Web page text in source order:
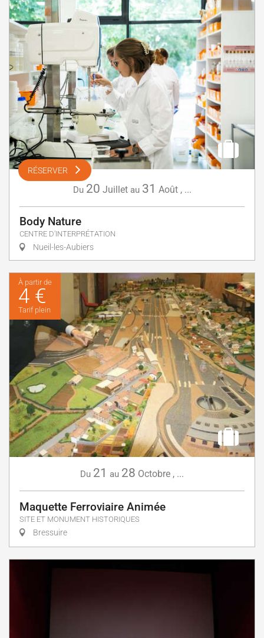
RÉSERVER
Du 20 Juillet au 31 Août, ...
Body Nature
CENTRE D'INTERPRÉTATION
Nueil-les-Aubiers
À partir de
4 €
Tarif plein
Du 21 au 28 Octobre , ...
Maquette Ferroviaire Animée
SITE ET MONUMENT HISTORIQUES
Bressuire